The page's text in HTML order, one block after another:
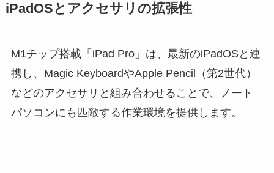
iPadOSとアクセサリの拡張性
M1チップ搭載「iPad Pro」は、最新のiPadOSと連
携し、Magic KeyboardやApple Pencil（第2世代）
などのアクセサリと組み合わせることで、ノート
パソコンにも匹敵する作業環境を提供します。